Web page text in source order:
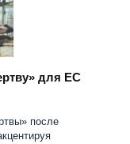
для ЕС
после